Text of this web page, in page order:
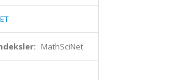
MathSciNet